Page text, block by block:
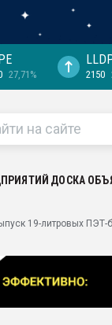
на
27,71% 2150
ДОСКА
19-литровых ПЭТ-